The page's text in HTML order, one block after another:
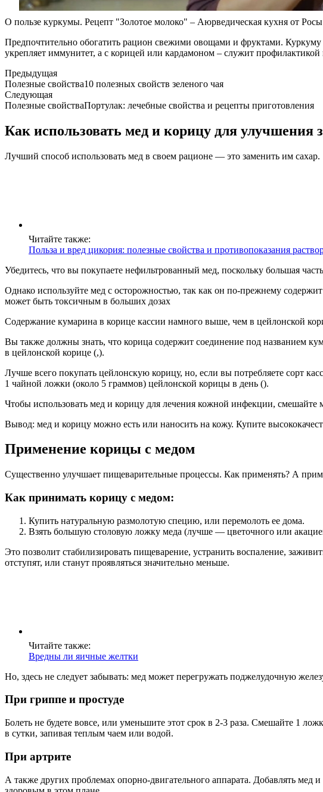
О пользе куркумы. Рецепт "Золотое молоко" – Аюрведическая кухня от Росы
Предпочтительно обогатить рацион свежими овощами и фруктами.
укрепляет иммунитет, а с корицей или кардамоном – служит
Предыдущая
Полезные свойства10 полезных свойств зеленого чая
Следующая
Полезные свойстваПортулак: лечебные свойства и рецепты приготовления
Как использовать мед и корицу для улучшения
Лучший способ использовать мед в своем рационе — это заменить им сахар.
Читайте также:
Польза и вред цикория: полезные свойства и противопоказания
Убедитесь, что вы покупаете нефильтрованный мед, поскольку большая
Однако используйте мед с осторожностью, так как он по-прежнему
может быть токсичным в больших дозах
Содержание кумарина в корице кассии намного выше, чем в цейлонской
Вы также должны знать, что корица содержит соединение под названием
в цейлонской корице (,).
Лучше всего покупать цейлонскую корицу, но, если вы потребляете сорт
1 чайной ложки (около 5 граммов) цейлонской корицы в день ().
Чтобы использовать мед и корицу для лечения кожной инфекции,
Вывод: мед и корицу можно есть или наносить на кожу. Купите
Применение корицы с медом
Существенно улучшает пищеварительные процессы. Как применять? А
Как принимать корицу с медом:
Купить натуральную размолотую специю, или перемолоть ее дома.
Взять большую столовую ложку меда (лучше — цветочного или
Это позволит стабилизировать пищеварение, устранить воспаление,
отступят, или станут проявляться значительно меньше.
Читайте также:
Вредны ли яичные желтки
Но, здесь не следует забывать: мед может перегружать поджелудочную
При гриппе и простуде
Болеть не будете вовсе, или уменьшите этот срок в 2-3 раза. Смешайте 1
в сутки, запивая теплым чаем или водой.
При артрите
А также других проблемах опорно-двигательного аппарата. Добавлять мед